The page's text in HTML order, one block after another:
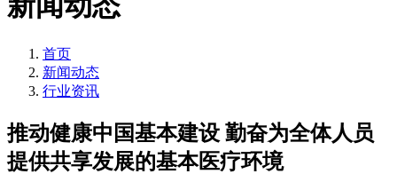
首页
新闻动态
行业资讯
推动健康中国基本建设 勤奋为全体人员
提供共享发展的基本医疗环境